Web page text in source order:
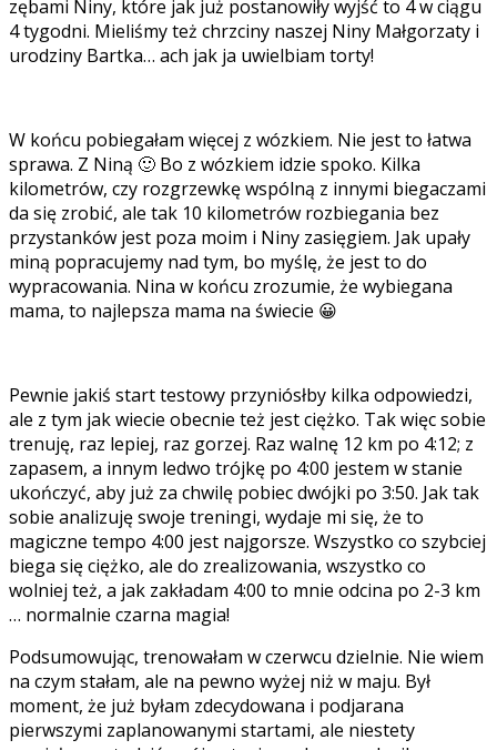
zębami Niny, które jak już postanowiły wyjść to 4 w ciągu
4 tygodni. Mieliśmy też chrzciny naszej Niny Małgorzaty i
urodziny Bartka… ach jak ja uwielbiam torty!
W końcu pobiegałam więcej z wózkiem. Nie jest to łatwa
sprawa. Z Niną 🙂 Bo z wózkiem idzie spoko. Kilka
kilometrów, czy rozgrzewkę wspólną z innymi biegaczami
da się zrobić, ale tak 10 kilometrów rozbiegania bez
przystanków jest poza moim i Niny zasięgiem. Jak upały
miną popracujemy nad tym, bo myślę, że jest to do
wypracowania. Nina w końcu zrozumie, że wybiegana
mama, to najlepsza mama na świecie 😀
Pewnie jakiś start testowy przyniósłby kilka odpowiedzi,
ale z tym jak wiecie obecnie też jest ciężko. Tak więc sobie
trenuję, raz lepiej, raz gorzej. Raz walnę 12 km po 4:12; z
zapasem, a innym ledwo trójkę po 4:00 jestem w stanie
ukończyć, aby już za chwilę pobiec dwójki po 3:50. Jak tak
sobie analizuję swoje treningi, wydaje mi się, że to
magiczne tempo 4:00 jest najgorsze. Wszystko co szybciej
biega się ciężko, ale do zrealizowania, wszystko co
wolniej też, a jak zakładam 4:00 to mnie odcina po 2-3 km
… normalnie czarna magia!
Podsumowując, trenowałam w czerwcu dzielnie. Nie wiem
na czym stałam, ale na pewno wyżej niż w maju. Był
moment, że już byłam zdecydowana i podjarana
pierwszymi zaplanowanymi startami, ale niestety